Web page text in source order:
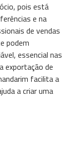
pois está
e na
de vendas
podem
essencial nas
exportação de
facilita a
a criar uma